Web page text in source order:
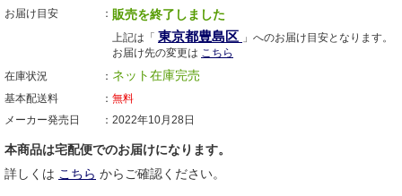
お届け目安
販売を終了しました
上記は「 東京都豊島区 」へのお届け目安となります。
お届け先の変更は こちら
在庫状況
ネット在庫完売
基本配送料
無料
メーカー発売日
2022年10月28日
本商品は宅配便でのお届けになります。
詳しくは こちら からご確認ください。